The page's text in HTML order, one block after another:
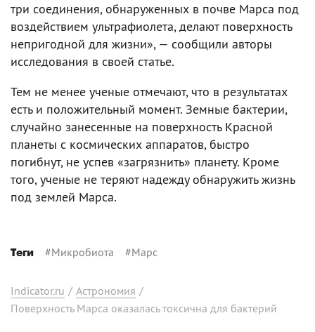
три соединения, обнаруженных в почве Марса под
воздействием ультрафиолета, делают поверхность
непригодной для жизни», — сообщили авторы
исследования в своей статье.
Тем не менее ученые отмечают, что в результатах
есть и положительный момент. Земные бактерии,
случайно занесенные на поверхность Красной
планеты с космических аппаратов, быстро
погибнут, не успев «загрязнить» планету. Кроме
того, ученые не теряют надежду обнаружить жизнь
под землей Марса.
Теги #Микробиота #Марс
Indicator.ru / Астрономия /
Поверхность Марса оказалась токсична для бактерий